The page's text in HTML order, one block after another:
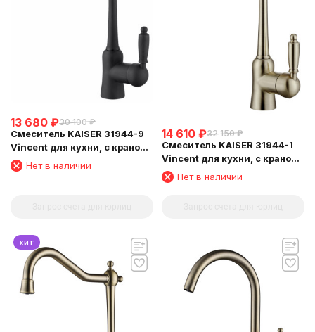
13 680 ₽30 100 ₽
Смеситель KAISER 31944-9
Vincent для кухни, с краном
для питьевой воды, черный
матовый
Нет в наличии
14 610 ₽32 150 ₽
Смеситель KAISER 31944-1
Vincent для кухни, с краном
для питьевой воды,
бронзовый
Нет в наличии
хит